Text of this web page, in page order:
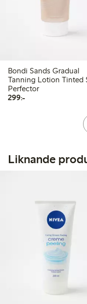
Bondi Sands Gradual
Tanning Lotion Tinted
Perfector
299:-299,00 kr
Liknande